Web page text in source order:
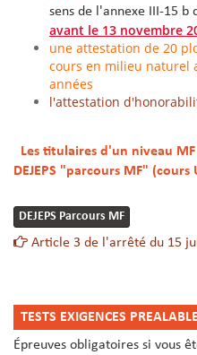
sens de l'annexe III-15 b
avant le 13 novembre
une attestation de 20
cours en milieu naturel
années
l'attestation
Les titulaires d'un niveau
DEJEPS "parcours MF" (cours
DEJEPS Parcours MF
Article 3 de l'arrêté du 15
TESTS EXIGENCES
Épreuves obligatoires si vous